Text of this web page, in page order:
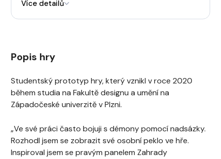
Více detailů
Popis hry
Studentský prototyp hry, který vznikl v roce 2020
během studia na Fakultě designu a umění na
Západočeské univerzitě v Plzni.
„Ve své práci často bojuji s démony pomocí nadsázky.
Rozhodl jsem se zobrazit své osobní peklo ve hře.
Inspiroval jsem se pravým panelem Zahrady